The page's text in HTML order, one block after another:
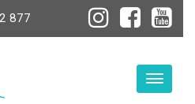
877